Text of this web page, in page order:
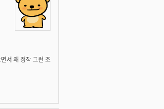
서 왜 정작 그런 조